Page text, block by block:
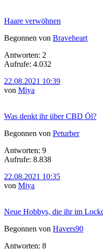
Haare verwöhnen
Begonnen von Braveheart
Antworten: 2
Aufrufe: 4.032
22.08.2021 10:39
von Miya
Was denkt ihr über CBD Öl?
Begonnen von Peturber
Antworten: 9
Aufrufe: 8.838
22.08.2021 10:35
von Miya
Neue Hobbys, die ihr im
Begonnen von Havers90
Antworten: 8